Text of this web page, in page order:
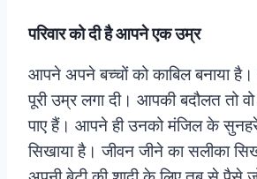
परिवार को दी है आपने एक उम्र
आपने अपने बच्चों को काबिल बनाया
पूरी उम्र लगा दी। आपकी बदौलत तो
पाए हैं। आपने ही उनको मंजिल के सुनहरे
सिखाया है। जीवन जीने का सलीका